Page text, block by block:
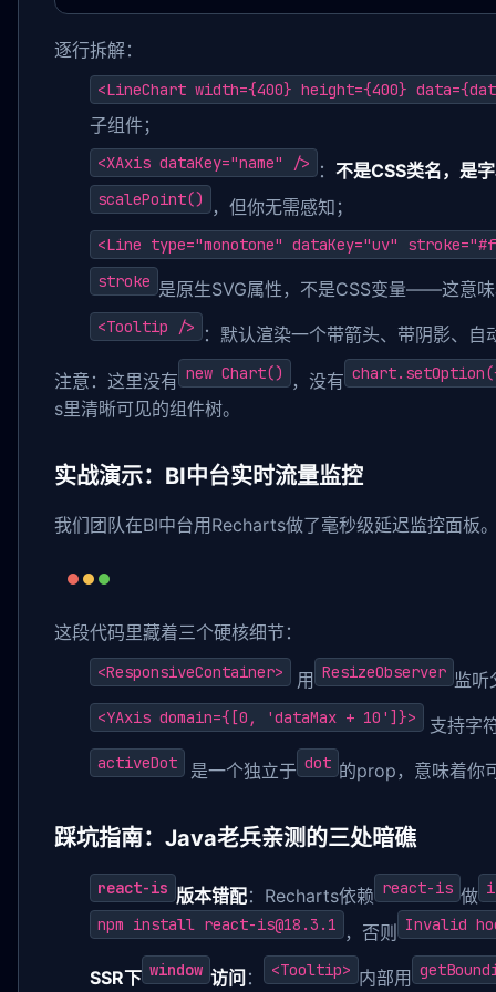
逐行拆解：
<LineChart width={400} height={400}
子组件；
<XAxis dataKey="name" /> ： 不是CSS类名，是
scalePoint() ，但你无需感知；
<Line type="monotone" dataKey="uv"
stroke 是原生SVG属性，不是CSS变量——这意
<Tooltip /> ：默认渲染一个带箭头、带阴影、自
注意：这里没有 new Chart() ，没有
s里清晰可见的组件树。
实战演示：BI中台实时流量监控
我们团队在BI中台用Recharts做了毫秒级延迟监控面板
这段代码里藏着三个硬核细节：
<ResponsiveContainer> 用 ResizeObserver 监听
<YAxis domain={[0, 'dataMax + 10']}> 支持字
activeDot 是一个独立于 dot 的prop，意味着你
踩坑指南：Java老兵亲测的三处暗礁
react-is 版本错配：Recharts依赖 react-is 做
npm install react-is@18.3.1
，否则 Invalid
SSR下 window 访问 ： <Tooltip> 内部用